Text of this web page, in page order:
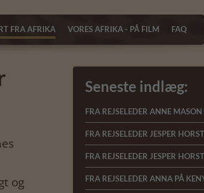
FRA AFRIKA VORES AFRIKA - PÅ FILM FAQ
og
Seneste indlæg: